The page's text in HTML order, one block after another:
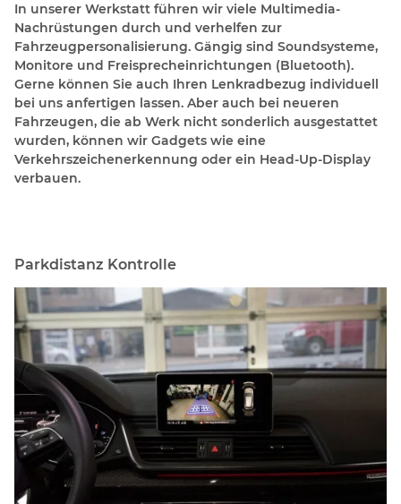
In unserer Werkstatt führen wir viele Multimedia-
Nachrüstungen durch und verhelfen zur
Fahrzeugpersonalisierung. Gängig sind Soundsysteme,
Monitore und Freisprecheinrichtungen (Bluetooth).
Gerne können Sie auch Ihren Lenkradbezug individuell
bei uns anfertigen lassen. Aber auch bei neueren
Fahrzeugen, die ab Werk nicht sonderlich ausgestattet
wurden, können wir Gadgets wie eine
Verkehrszeichenerkennung oder ein Head-Up-Display
verbauen.
Parkdistanz Kontrolle